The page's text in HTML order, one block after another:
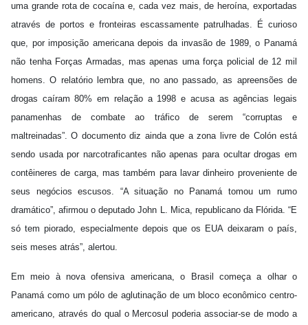
uma grande rota de cocaína e, cada vez mais, de heroína, exportadas
através de portos e fronteiras escassamente patrulhadas. É curioso
que, por imposição americana depois da invasão de 1989, o Panamá
não tenha Forças Armadas, mas apenas uma força policial de 12 mil
homens. O relatório lembra que, no ano passado, as apreensões de
drogas caíram 80% em relação a 1998 e acusa as agências legais
panamenhas de combate ao tráfico de serem “corruptas e
maltreinadas”. O documento diz ainda que a zona livre de Colón está
sendo usada por narcotraficantes não apenas para ocultar drogas em
contêineres de carga, mas também para lavar dinheiro proveniente de
seus negócios escusos. “A situação no Panamá tomou um rumo
dramático”, afirmou o deputado John L. Mica, republicano da Flórida. “E
só tem piorado, especialmente depois que os EUA deixaram o país,
seis meses atrás”, alertou.
Em meio à nova ofensiva americana, o Brasil começa a olhar o
Panamá como um pólo de aglutinação de um bloco econômico centro-
americano, através do qual o Mercosul poderia associar-se de modo a